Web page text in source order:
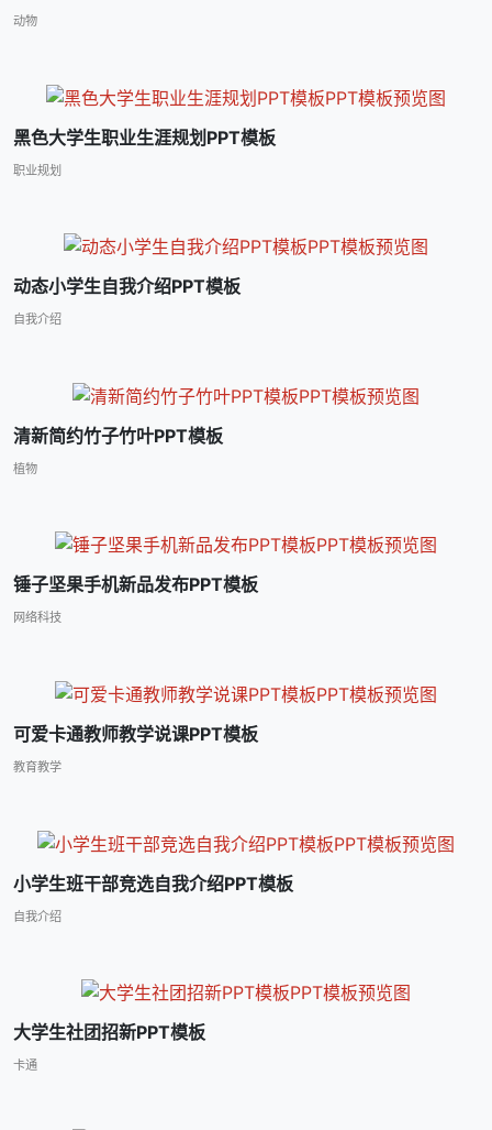
动物
黑色大学生职业生涯规划PPT模板
职业规划
动态小学生自我介绍PPT模板
自我介绍
清新简约竹子竹叶PPT模板
植物
锤子坚果手机新品发布PPT模板
网络科技
可爱卡通教师教学说课PPT模板
教育教学
小学生班干部竞选自我介绍PPT模板
自我介绍
大学生社团招新PPT模板
卡通